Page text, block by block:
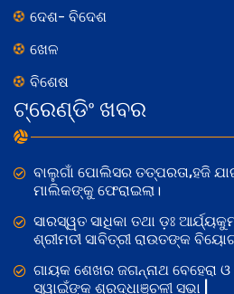
ଦେଶ- ବିଦେଶ
ଖେଳ
ବିଶେଷ
ଟ୍ରେଣ୍ଡିଂ ଖବର
ବାଲୁଗାଁ ପୋଲିସର ତତ୍‌ପରତା,ହଜି
ମାଲିକଙ୍କୁ ଫେରାଇଲା।
ସାରସ୍ୱତ ସାଧିକା ତଥା ଡ଼ଃ
ଶ୍ରୀମତୀ ସାବିତ୍ରୀ ରାଉତଙ୍କ
ଗାୟକ ଶେଖର ଜଗନ୍ନାଥ ବେହେରା
ସ୍ୱାଇଁଙ୍କ ଶ୍ରଦ୍ଧାଞ୍ଚଳୀ ସଭା |